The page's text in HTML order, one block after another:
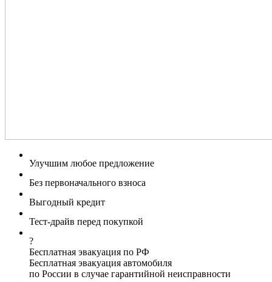
Улучшим любое предложение
Без первоначального взноса
Выгодный кредит
Тест-драйв перед покупкой
?
Бесплатная эвакуация по РФ
Бесплатная эвакуация автомобиля
по России в случае гарантийной неисправности